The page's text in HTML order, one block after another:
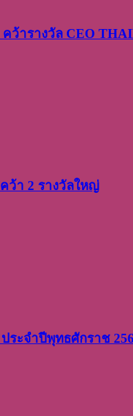
คว้ารางวัล CEO
ว้า 2 รางวัลใหญ่
ะจำปีพุทธศักราช